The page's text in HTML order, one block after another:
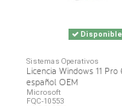
Disponible
Sistemas Operativos
Licencia Windows 11
español OEM
Microsoft
FQC-10553